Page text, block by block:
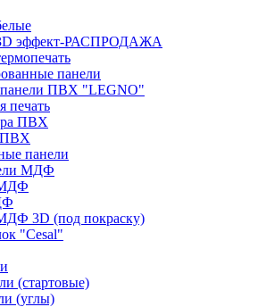
эффект-РАСПРОДАЖА
панели
панели ПВХ "LEGNO"
печать
ПВХ
ПВХ
панели
МДФ
3D (под покраску)
"Cesal"
(стартовые)
(углы)